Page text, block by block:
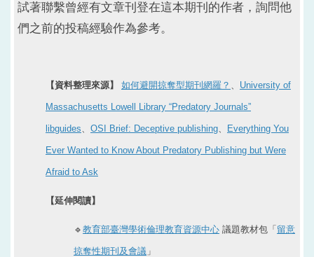
試著聯繫曾經有文章刊登在這本期刊的作者，詢問他
們之前的投稿經驗作為參考。
【資料整理來源】 如何避開掠奪型期刊網羅？ 、 University of
Massachusetts Lowell Library “Predatory Journals”
libguides、 OSI Brief: Deceptive publishing、 Everything You
Ever Wanted to Know About Predatory Publishing but Were
Afraid to Ask
【延伸閱讀】
🔹 教育部臺灣學術倫理教育資源中心 議題教材包「 留意
掠奪性期刊及會議 」